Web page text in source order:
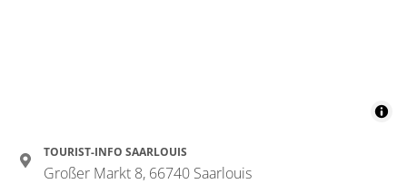
TOURIST-INFO SAARLOUIS
Großer Markt 8, 66740 Saarlouis